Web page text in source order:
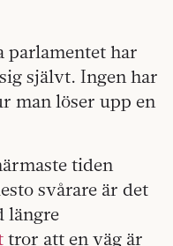
parlamentet har
självt. Ingen har
man löser upp en
tiden
svårare är det
längre
tror att en väg är